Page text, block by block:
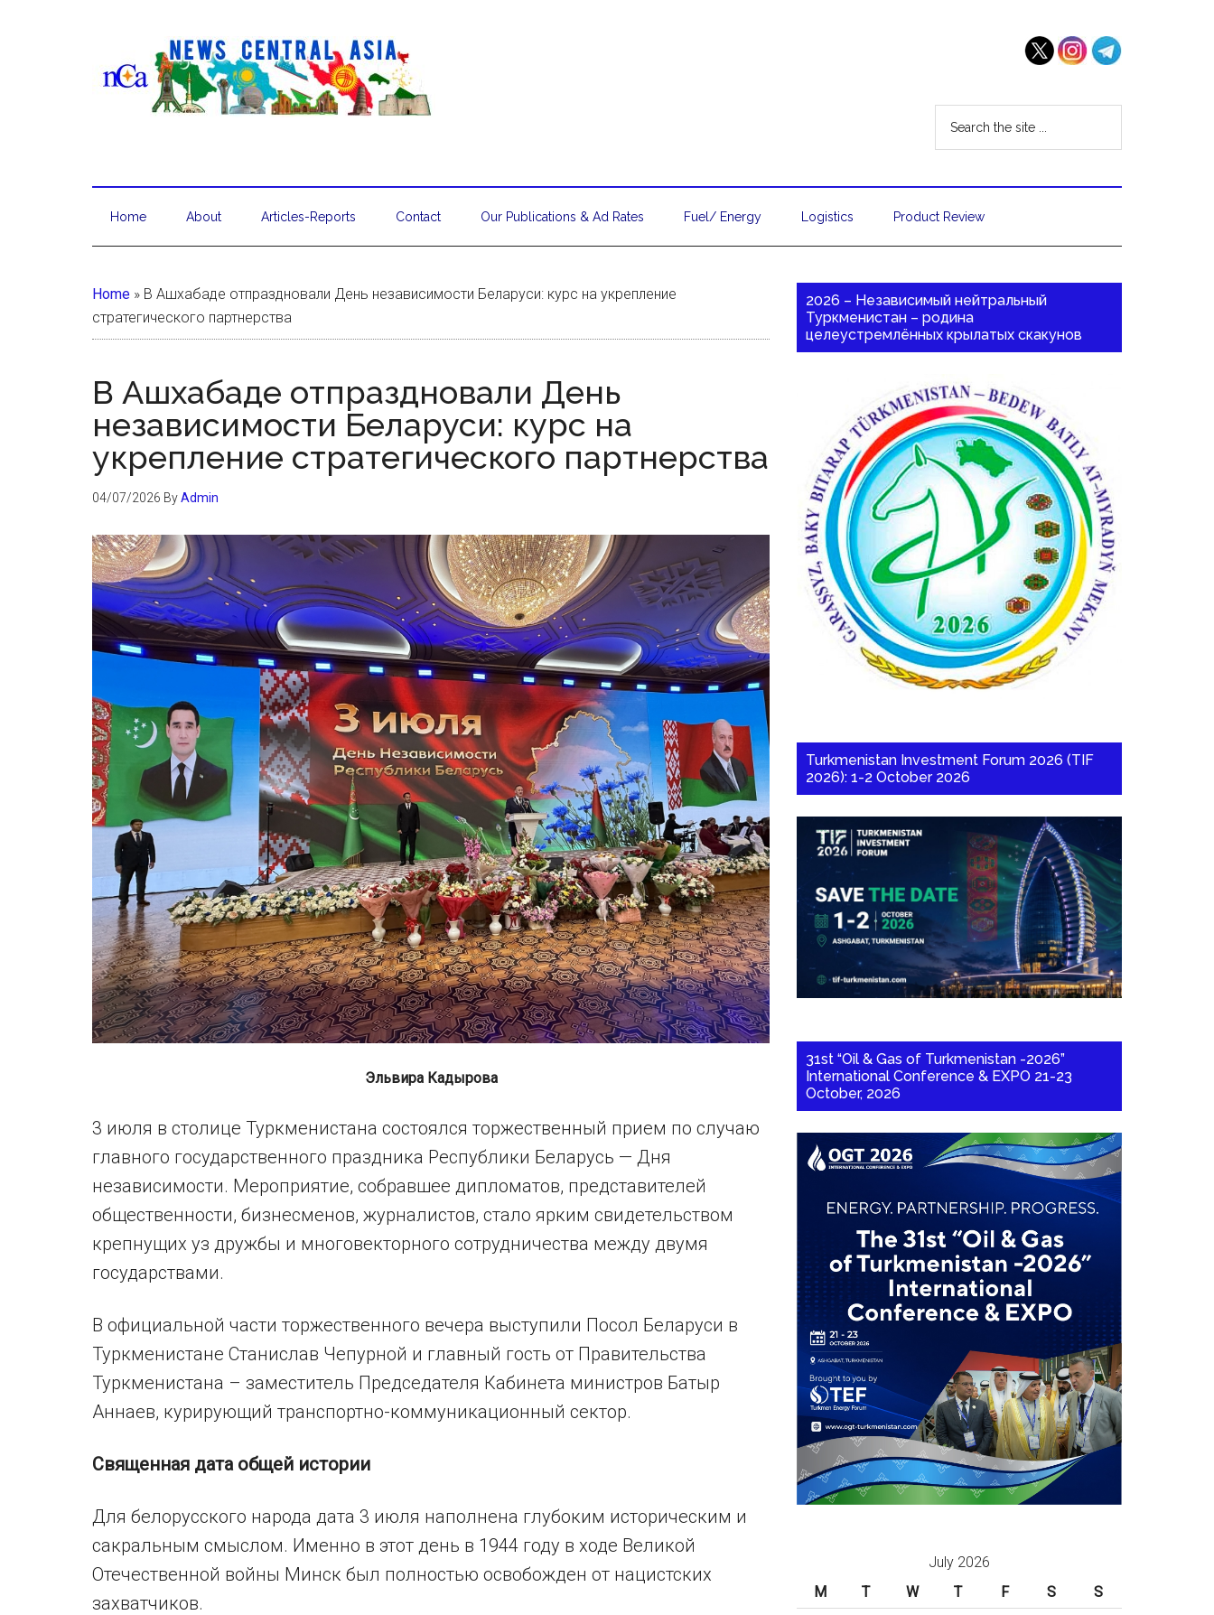
Home About Articles-Reports Contact Our Publications & Ad Rates Fuel/ Energy Logistics Product Review
Home » В Ашхабаде отпраздновали День независимости Беларуси: курс на укрепление
стратегического партнерства
В Ашхабаде отпраздновали День
независимости Беларуси: курс на
укрепление стратегического партнерства
04/07/2026 ByAdmin
Эльвира Кадырова
3 июля в столице Туркменистана состоялся торжественный прием по случаю
главного государственного праздника Республики Беларусь — Дня
независимости. Мероприятие, собравшее дипломатов, представителей
общественности, бизнесменов, журналистов, стало ярким свидетельством
крепнущих уз дружбы и многовекторного сотрудничества между двумя
государствами.
В официальной части торжественного вечера выступили Посол Беларуси в
Туркменистане Станислав Чепурной и главный гость от Правительства
Туркменистана – заместитель Председателя Кабинета министров Батыр
Аннаев, курирующий транспортно-коммуникационный сектор.
Священная дата общей истории
Для белорусского народа дата 3 июля наполнена глубоким историческим и
сакральным смыслом. Именно в этот день в 1944 году в ходе Великой
Отечественной войны Минск был полностью освобожден от нацистских
захватчиков.
2026 – Независимый нейтральный
Туркменистан – родина
целеустремлённых крылатых скакунов
Turkmenistan Investment Forum 2026 (TIF
2026): 1-2 October 2026
31st “Oil & Gas of Turkmenistan -2026”
International Conference & EXPO 21-23
October, 2026
July 2026
M
T W T F S S